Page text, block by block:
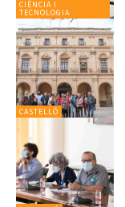
CIÈNCIA I
TECNOLOGIA
CASTELLÓ